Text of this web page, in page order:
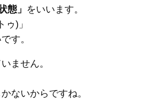
態」 をいいます。
)」
す。
ません。
ないからですね。